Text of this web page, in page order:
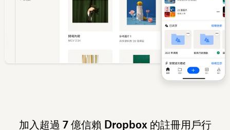
加入超過 7 億信賴 Dropbox 的註冊用戶行